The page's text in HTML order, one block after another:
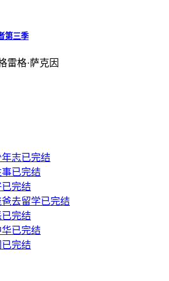
第三季
雷格·萨克因
年志已完结
事已完结
已完结
去留学已完结
已完结
华已完结
已完结